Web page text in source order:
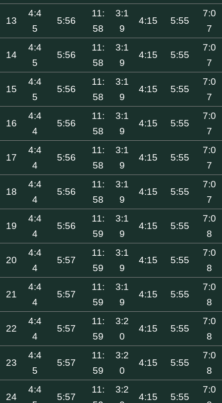
13
4:4
5
5:56
11:
58
3:1
9
4:15 5:55
7:0
7
14
4:4
5
5:56
11:
58
3:1
9
4:15 5:55
7:0
7
15
4:4
5
5:56
11:
58
3:1
9
4:15 5:55
7:0
7
16
4:4
4
5:56
11:
58
3:1
9
4:15 5:55
7:0
7
17
4:4
4
5:56
11:
58
3:1
9
4:15 5:55
7:0
7
18
4:4
4
5:56
11:
58
3:1
9
4:15 5:55
7:0
7
19
4:4
4
5:56
11:
59
3:1
9
4:15 5:55
7:0
8
20
4:4
4
5:57
11:
59
3:1
9
4:15 5:55
7:0
8
21
4:4
4
5:57
11:
59
3:1
9
4:15 5:55
7:0
8
22
4:4
4
5:57
11:
59
3:2
0
4:15 5:55
7:0
8
23
4:4
5
5:57
11:
59
3:2
0
4:15 5:55
7:0
8
24
4:4
5:57
11:
3:2
4:15 5:55
7:0